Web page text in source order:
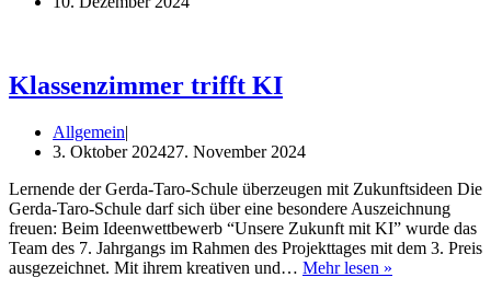
Klassenzimmer trifft KI
Allgemein
3. Oktober 202427. November 2024
Ler­nen­de der Ger­da-Taro-Schu­le über­zeu­gen mit Zukunfts­ideen Die
Ger­­da-Taro-Schu­­le darf sich über eine beson­de­re Aus­zeich­nung
freu­en: Beim Ideen­wett­be­werb “Unse­re Zukunft mit KI” wur­de das
Team des 7. Jahr­gangs im Rah­men des Pro­jekt­ta­ges mit dem 3. Preis
aus­ge­zeich­net. Mit ihrem krea­ti­ven und… Mehr lesen »